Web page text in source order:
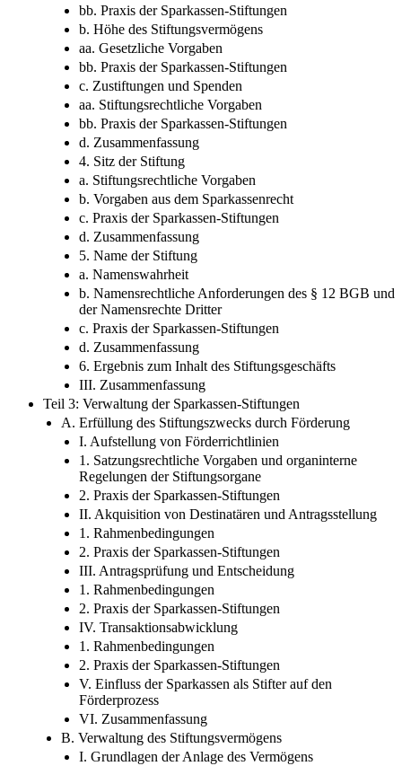
bb. Praxis der Sparkassen-Stiftungen
b. Höhe des Stiftungsvermögens
aa. Gesetzliche Vorgaben
bb. Praxis der Sparkassen-Stiftungen
c. Zustiftungen und Spenden
aa. Stiftungsrechtliche Vorgaben
bb. Praxis der Sparkassen-Stiftungen
d. Zusammenfassung
4. Sitz der Stiftung
a. Stiftungsrechtliche Vorgaben
b. Vorgaben aus dem Sparkassenrecht
c. Praxis der Sparkassen-Stiftungen
d. Zusammenfassung
5. Name der Stiftung
a. Namenswahrheit
b. Namensrechtliche Anforderungen des § 12 BGB und
der Namensrechte Dritter
c. Praxis der Sparkassen-Stiftungen
d. Zusammenfassung
6. Ergebnis zum Inhalt des Stiftungsgeschäfts
III. Zusammenfassung
Teil 3: Verwaltung der Sparkassen-Stiftungen
A. Erfüllung des Stiftungszwecks durch Förderung
I. Aufstellung von Förderrichtlinien
1. Satzungsrechtliche Vorgaben und organinterne
Regelungen der Stiftungsorgane
2. Praxis der Sparkassen-Stiftungen
II. Akquisition von Destinatären und Antragsstellung
1. Rahmenbedingungen
2. Praxis der Sparkassen-Stiftungen
III. Antragsprüfung und Entscheidung
1. Rahmenbedingungen
2. Praxis der Sparkassen-Stiftungen
IV. Transaktionsabwicklung
1. Rahmenbedingungen
2. Praxis der Sparkassen-Stiftungen
V. Einfluss der Sparkassen als Stifter auf den
Förderprozess
VI. Zusammenfassung
B. Verwaltung des Stiftungsvermögens
I. Grundlagen der Anlage des Vermögens